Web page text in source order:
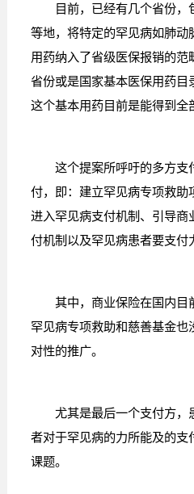
目前，已经有几个省份
等地，将特定的罕见病如肺动
用药纳入了省级医保报销的范
省份或是国家基本医保用药目
这个基本用药目前是能得到全
这个提案所呼吁的多方支
付，即：建立罕见病专项救助
进入罕见病支付机制、引导商
付机制以及罕见病患者要支付
其中，商业保险在国内目
罕见病专项救助和慈善基金也
对性的推广。
尤其是最后一个支付方，
者对于罕见病的力所能及的支
课题。